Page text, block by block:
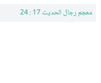
معجم رجال الحديث 17 : 24